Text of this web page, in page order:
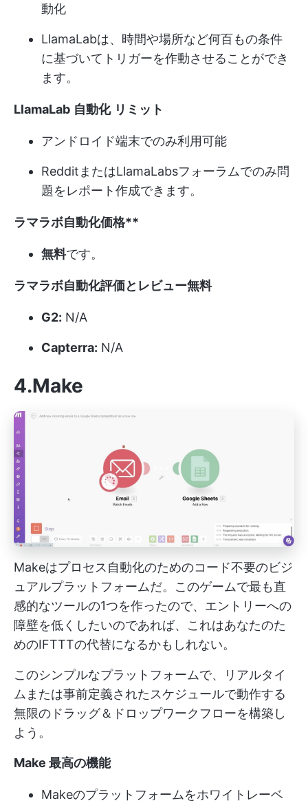
動化
LlamaLabは、時間や場所など何百もの条件
に基づいてトリガーを作動させることができ
ます。
LlamaLab 自動化 リミット
アンドロイド端末でのみ利用可能
RedditまたはLlamaLabsフォーラムでのみ問
題をレポート作成できます。
ラマラボ自動化価格**
無料です。
ラマラボ自動化評価とレビュー無料
G2: N/A
Capterra: N/A
4.Make
Makeはプロセス自動化のためのコード不要のビジ
ュアルプラットフォームだ。このゲームで最も直
感的なツールの1つを作ったので、エントリーへの
障壁を低くしたいのであれば、これはあなたのた
めのIFTTTの代替になるかもしれない。
このシンプルなプラットフォームで、リアルタイ
ムまたは事前定義されたスケジュールで動作する
無限のドラッグ＆ドロップワークフローを構築し
よう。
Make 最高の機能
Makeのプラットフォームをホワイトレーベ